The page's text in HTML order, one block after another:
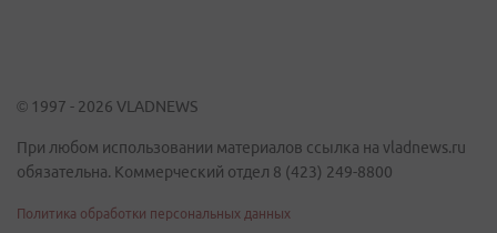
© 1997 - 2026 VLADNEWS
При любом использовании материалов ссылка на vladnews.ru
обязательна. Коммерческий отдел 8 (423) 249-8800
Политика обработки персональных данных